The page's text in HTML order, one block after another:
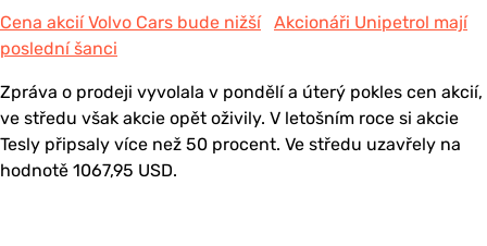
Cena akcií Volvo Cars bude nižší
Akcionáři Unipetrol mají
poslední šanci
Zpráva o prodeji vyvolala v pondělí a úterý pokles cen akcií,
ve středu však akcie opět oživily. V letošním roce si akcie
Tesly připsaly více než 50 procent. Ve středu uzavřely na
hodnotě 1067,95 USD.